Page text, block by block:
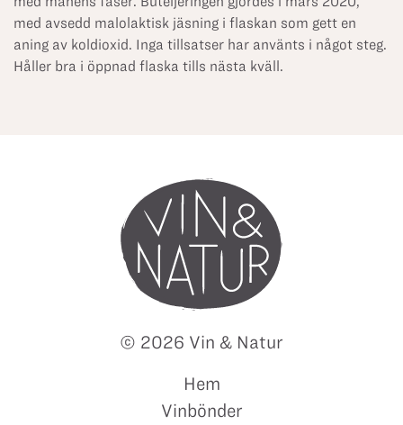
med avsedd malolaktisk jäsning i flaskan som gett en
aning av koldioxid. Inga tillsatser har använts i något steg.
Håller bra i öppnad flaska tills nästa kväll.
© 2026 Vin & Natur
Hem
Vinbönder